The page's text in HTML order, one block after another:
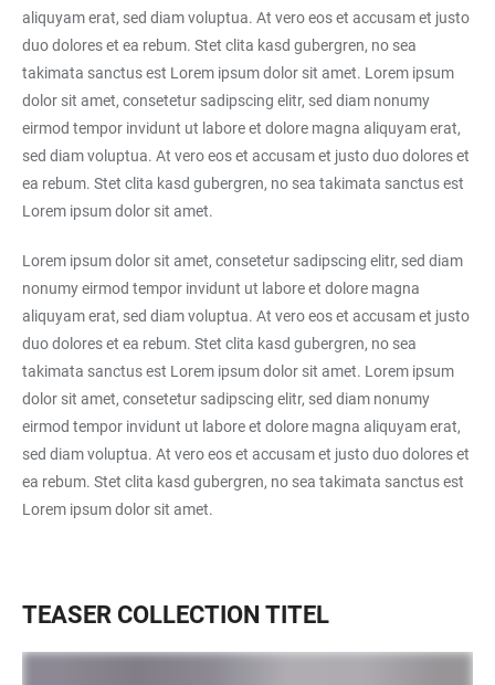
aliquyam erat, sed diam voluptua. At vero eos et accusam et justo
duo dolores et ea rebum. Stet clita kasd gubergren, no sea
takimata sanctus est Lorem ipsum dolor sit amet. Lorem ipsum
dolor sit amet, consetetur sadipscing elitr, sed diam nonumy
eirmod tempor invidunt ut labore et dolore magna aliquyam erat,
sed diam voluptua. At vero eos et accusam et justo duo dolores et
ea rebum. Stet clita kasd gubergren, no sea takimata sanctus est
Lorem ipsum dolor sit amet.
Lorem ipsum dolor sit amet, consetetur sadipscing elitr, sed diam
nonumy eirmod tempor invidunt ut labore et dolore magna
aliquyam erat, sed diam voluptua. At vero eos et accusam et justo
duo dolores et ea rebum. Stet clita kasd gubergren, no sea
takimata sanctus est Lorem ipsum dolor sit amet. Lorem ipsum
dolor sit amet, consetetur sadipscing elitr, sed diam nonumy
eirmod tempor invidunt ut labore et dolore magna aliquyam erat,
sed diam voluptua. At vero eos et accusam et justo duo dolores et
ea rebum. Stet clita kasd gubergren, no sea takimata sanctus est
Lorem ipsum dolor sit amet.
TEASER COLLECTION TITEL